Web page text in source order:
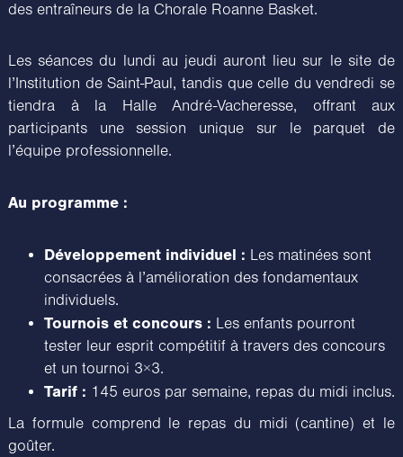
des entraîneurs de la Chorale Roanne Basket.
Les séances du lundi au jeudi auront lieu sur le site de
l’Institution de Saint-Paul, tandis que celle du vendredi se
tiendra à la Halle André-Vacheresse, offrant aux
participants une session unique sur le parquet de
l’équipe professionnelle.
Au programme :
Développement individuel : Les matinées sont
consacrées à l’amélioration des fondamentaux
individuels.
Tournois et concours : Les enfants pourront
tester leur esprit compétitif à travers des concours
et un tournoi 3×3.
Tarif : 145 euros par semaine, repas du midi inclus.
La formule comprend le repas du midi (cantine) et le
goûter.